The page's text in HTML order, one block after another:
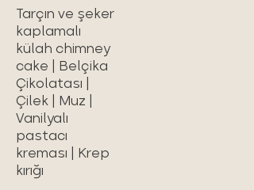
Tarçın ve şeker
kaplamalı
külah chimney
cake | Belçika
Çikolatası |
Çilek | Muz |
Vanilyalı
pastacı
kreması | Krep
kırığı